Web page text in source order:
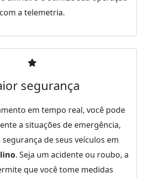
com a telemetria.
segurança
em tempo real, você pode
a situações de emergência,
de seus veículos em
. Seja um acidente ou roubo, a
que você tome medidas